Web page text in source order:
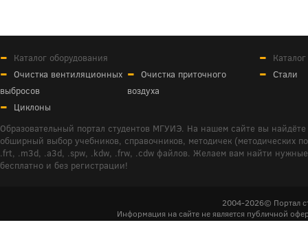
Каталог оборудования
Очистка вентиляционных
выбросов
Очистка приточного
воздуха
Циклоны
Стали
Образовательный портал студентов МГУИЭ. На нашем сайте вы
обширный выбор учебников, справочников, методичек (методических
.frt, .m3d, .a3d, .spw, .kdw, .frw, .cdw файлов. Желаем вам найти
бесплатно и без регистрации!
2004-2026© Портал
Информация на сайте не является публичной